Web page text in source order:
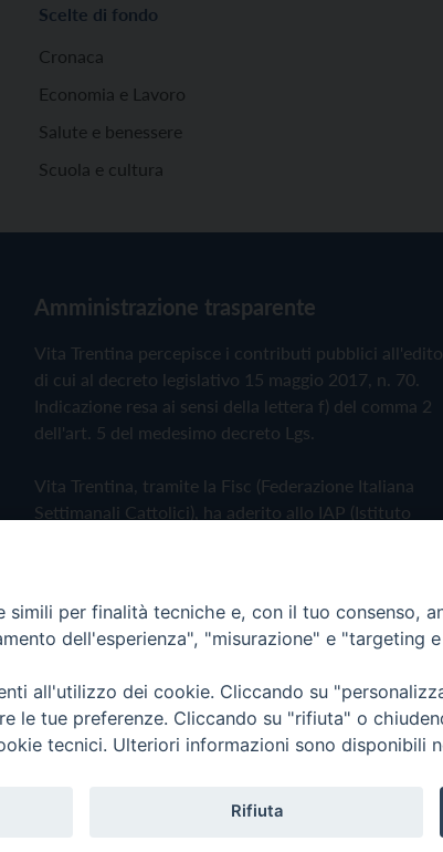
Scelte di fondo
Cronaca
Economia e Lavoro
Salute e benessere
Scuola e cultura
Amministrazione trasparente
Vita Trentina percepisce i contributi pubblici
di cui al decreto legislativo 15 maggio 2017, n. 70.
Indicazione resa ai sensi della lettera f) del comma 2
dell'art. 5 del medesimo decreto Lgs.
Vita Trentina, tramite la Fisc (Federazione Italiana
Settimanali Cattolici), ha aderito allo IAP (Istituto
Privacy Policy Cookie Policy
Editrice
per finalità tecniche e, con il tuo consenso,
dell'esperienza", "misurazione" e "targeting
all'utilizzo dei cookie. Cliccando su
le tue preferenze. Cliccando su "rifiuta" o
tecnici. Ulteriori informazioni sono disponibili
Rifiuta